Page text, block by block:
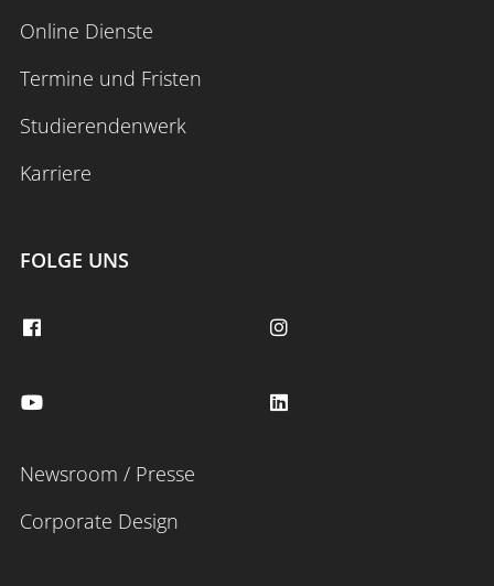
Online Dienste
Termine und Fristen
Studierendenwerk
Karriere
FOLGE UNS
Newsroom / Presse
Corporate Design